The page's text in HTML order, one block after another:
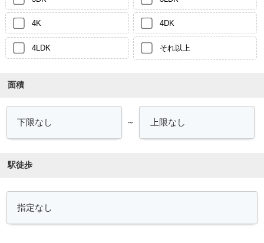
4K 4DK
4LDK それ以上
面積
～
駅徒歩